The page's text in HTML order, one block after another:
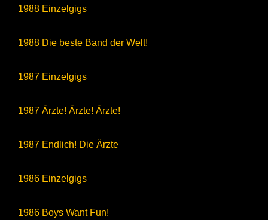
1988 Einzelgigs
1988 Die beste Band der Welt!
1987 Einzelgigs
1987 Ärzte! Ärzte! Ärzte!
1987 Endlich! Die Ärzte
1986 Einzelgigs
1986 Boys Want Fun!